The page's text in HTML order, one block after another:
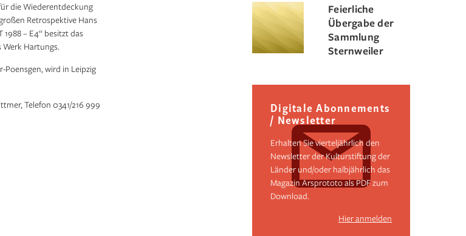
die Wiederentdeckung
Retrospektive Hans
– E4“ besitzt das
Hartungs.
Poensgen, wird in Leipzig
Telefon 0341/216 999
Feierliche
Übergabe der
Sammlung
Sternweiler
Digitale Abonnements
/ Newsletter
Erhalten Sie vierteljährlich den
Newsletter der Kulturstiftung der
Länder und/oder halbjährlich das
Magazin Arsprototo als PDF zum
Download.
Hier anmelden